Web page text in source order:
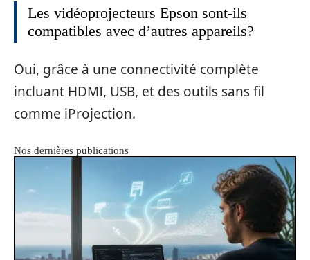
Les vidéoprojecteurs Epson sont-ils
compatibles avec d’autres appareils?
Oui, grâce à une connectivité complète
incluant HDMI, USB, et des outils sans fil
comme iProjection.
Nos dernières publications